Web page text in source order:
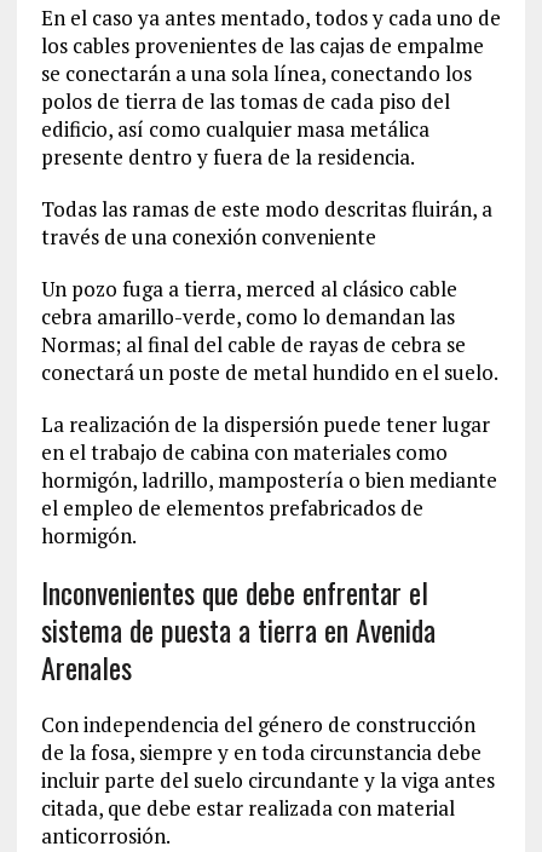
En el caso ya antes mentado, todos y cada uno de
los cables provenientes de las cajas de empalme
se conectarán a una sola línea, conectando los
polos de tierra de las tomas de cada piso del
edificio, así como cualquier masa metálica
presente dentro y fuera de la residencia.
Todas las ramas de este modo descritas fluirán, a
través de una conexión conveniente
Un pozo fuga a tierra, merced al clásico cable
cebra amarillo-verde, como lo demandan las
Normas; al final del cable de rayas de cebra se
conectará un poste de metal hundido en el suelo.
La realización de la dispersión puede tener lugar
en el trabajo de cabina con materiales como
hormigón, ladrillo, mampostería o bien mediante
el empleo de elementos prefabricados de
hormigón.
Inconvenientes que debe enfrentar el
sistema de puesta a tierra en Avenida
Arenales
Con independencia del género de construcción
de la fosa, siempre y en toda circunstancia debe
incluir parte del suelo circundante y la viga antes
citada, que debe estar realizada con material
anticorrosión.